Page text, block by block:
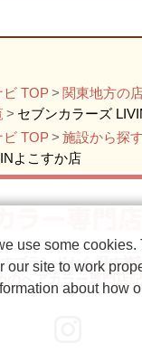
ビ TOP
関東地方の
セブンカラーズ
ビ TOP
施設から探す
よこすか店
ブランドから探す施
のヘアカラー専門店
use some cookies.
our site to work
about how